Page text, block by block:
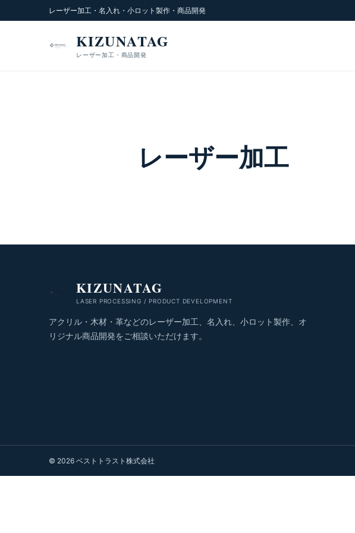
レーザー加工・名入れ・小ロット製作・商品開発
KIZUNATAG
レーザー加工・商品開発
レーザー加工
KIZUNATAG
LASER PROCESSING / PRODUCT DEVELOPMENT
アクリル・木材・革などのレーザー加工、名入れ、小ロット製作、オ
リジナル商品開発をご相談いただけます。
© 2026 ベストトラスト株式会社